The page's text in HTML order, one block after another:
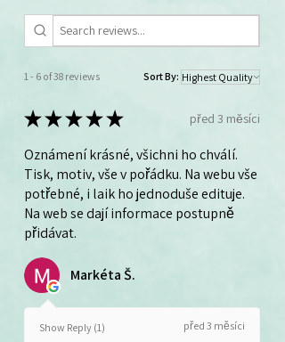
1 - 6 of 38 reviews Sort By:
★★★★★ před 3 měsíci
Oznámení krásné, všichni ho chválí.
Tisk, motiv, vše v pořádku. Na webu vše
potřebné, i laik ho jednoduše edituje.
Na web se dají informace postupně
přidávat.
Markéta Š.
Show Reply (1) před 3 měsíci